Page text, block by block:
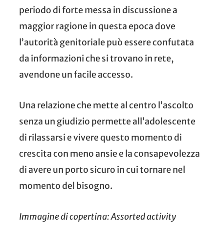
periodo di forte messa in discussione a
maggior ragione in questa epoca dove
l’autorità genitoriale può essere confutata
da informazioni che si trovano in rete,
avendone un facile accesso.
Una relazione che mette al centro l’ascolto
senza un giudizio permette all’adolescente
di rilassarsi e vivere questo momento di
crescita con meno ansie e la consapevolezza
di avere un porto sicuro in cui tornare nel
momento del bisogno.
Immagine di copertina: Assorted activity